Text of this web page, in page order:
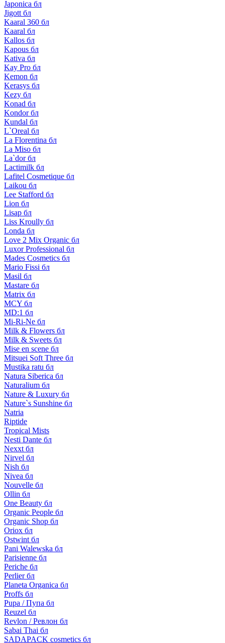
Japonica бл
Jigott бл
Kaaral 360 бл
Kaaral бл
Kallos бл
Kapous бл
Kativa бл
Kay Pro бл
Kemon бл
Kerasys бл
Kezy бл
Konad бл
Kondor бл
Kundal бл
L`Oreal бл
La Florentina бл
La Miso бл
La`dor бл
Lactimilk бл
Lafitel Cosmetique бл
Laikou бл
Lee Stafford бл
Lion бл
Lisap бл
Liss Kroully бл
Londa бл
Love 2 Mix Organic бл
Luxor Professional бл
Mades Cosmetics бл
Mario Fissi бл
Masil бл
Mastare бл
Matrix бл
MCY бл
MD:1 бл
Mi-Ri-Ne бл
Milk & Flowers бл
Milk & Sweets бл
Mise en scene бл
Mitsuei Soft Three бл
Mustika ratu бл
Natura Siberica бл
Naturalium бл
Nature & Luxury бл
Nature`s Sunshine бл
Natria
Riptide
Tropical Mists
Nesti Dante бл
Nexxt бл
Nirvel бл
Nish бл
Nivea бл
Nouvelle бл
Ollin бл
One Beauty бл
Organic People бл
Organic Shop бл
Oriox бл
Ostwint бл
Pani Walewska бл
Parisienne бл
Periche бл
Perlier бл
Planeta Organica бл
Proffs бл
Pupa / Пупа бл
Reuzel бл
Revlon / Ревлон бл
Sabai Thai бл
SADAPACK cosmetics бл